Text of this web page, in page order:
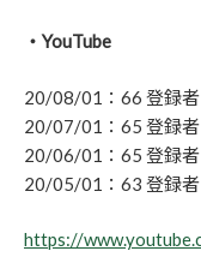
・YouTube
20/08/01：66 登録者
20/07/01：65 登録者
20/06/01：65 登録者
20/05/01：63 登録者
https://